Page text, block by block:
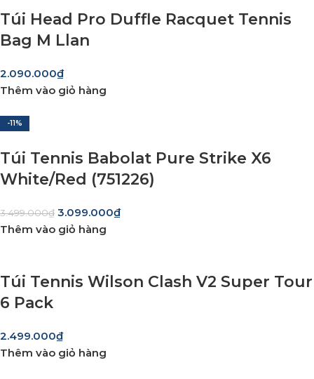
Túi Head Pro Duffle Racquet Tennis
Bag M Llan
2.090.000₫
Thêm vào giỏ hàng
-11%
Túi Tennis Babolat Pure Strike X6
White/Red (751226)
3.499.000₫ 3.099.000₫
Thêm vào giỏ hàng
Túi Tennis Wilson Clash V2 Super Tour
6 Pack
2.499.000₫
Thêm vào giỏ hàng